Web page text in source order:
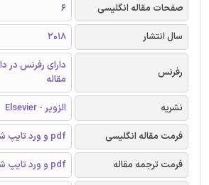
صفحات مقاله انگلیسی
6
سال انتشار
2018
رفرنس
دارای رفرنس در
مقاله
نشریه
الزویر - Elsevier
فرمت مقاله انگلیسی
pdf و ورد تایپ شده با قابلیت ویرایش
فرمت ترجمه مقاله
pdf و ورد تایپ شده با قابلیت ویرایش